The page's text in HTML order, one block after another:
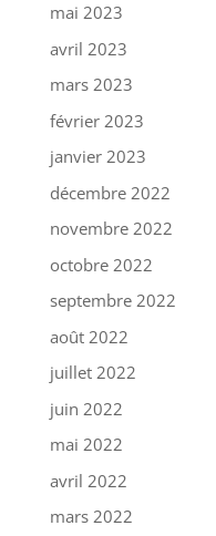
mai 2023
avril 2023
mars 2023
février 2023
janvier 2023
décembre 2022
novembre 2022
octobre 2022
septembre 2022
août 2022
juillet 2022
juin 2022
mai 2022
avril 2022
mars 2022